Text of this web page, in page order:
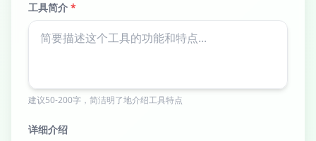
工具简介 *
建议50-200字，简洁明了地介绍工具特点
详细介绍